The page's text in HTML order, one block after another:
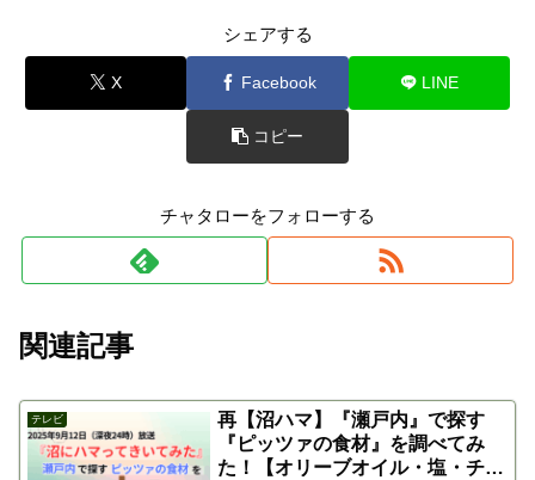
シェアする
X Facebook LINE
コピー
チャタローをフォローする
関連記事
テレビ
再【沼ハマ】『瀬戸内』で探す
『ピッツァの食材』を調べてみ
た！【オリーブオイル・塩・チー